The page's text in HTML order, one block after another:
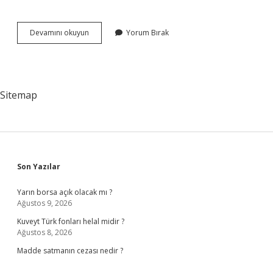
Devamını okuyun Diyastolik
Basınç
Yorum Bırak
Sitemap
Sidebar
Son Yazılar
Yarın borsa açık olacak mı ?
Ağustos 9, 2026
Kuveyt Türk fonları helal midir ?
Ağustos 8, 2026
Madde satmanın cezası nedir ?